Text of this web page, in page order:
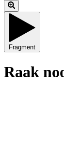
Fragment
Raak